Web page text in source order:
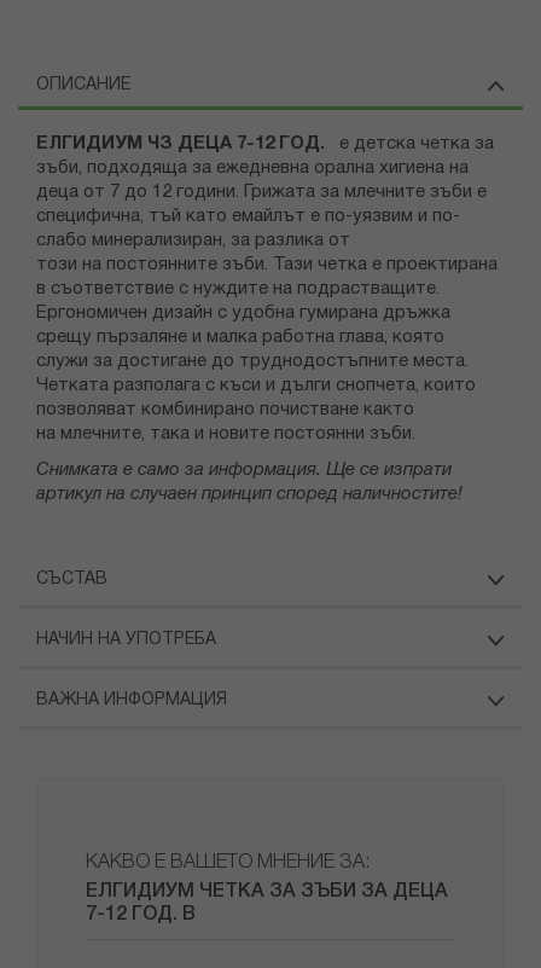
ОПИСАНИЕ
ЕЛГИДИУМ ЧЗ ДЕЦА 7-12 ГОД. е детска четка за
зъби, подходяща за ежедневна орална хигиена на
деца от 7 до 12 години. Грижата за млечните зъби е
специфична, тъй като емайлът е по-уязвим и по-
слабо минерализиран, за разлика от
този на постоянните зъби. Тази четка е проектирана
в съответствие с нуждите на подрастващите.
Ергономичен дизайн с удобна гумирана дръжка
срещу пързаляне и малка работна глава, която
служи за достигане до труднодостъпните места.
Четката разполага с къси и дълги снопчета, които
позволяват комбинирано почистване както
на млечните, така и новите постоянни зъби.
Снимката е само за информация. Ще се изпрати
артикул на случаен принцип според наличностите!
СЪСТАВ
НАЧИН НА УПОТРЕБА
ВАЖНА ИНФОРМАЦИЯ
КАКВО Е ВАШЕТО МНЕНИЕ ЗА:
ЕЛГИДИУМ ЧЕТКА ЗА ЗЪБИ ЗА ДЕЦА
7-12 ГОД. B